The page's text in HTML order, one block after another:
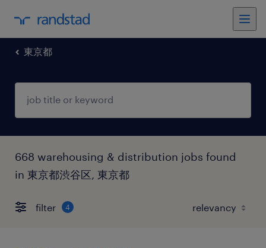
東京都
668 warehousing & distribution jobs found
in 東京都渋谷区, 東京都
filter 4